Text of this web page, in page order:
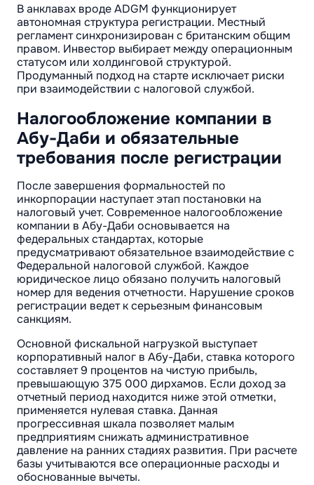
В анклавах вроде ADGM функционирует
автономная структура регистрации. Местный
регламент синхронизирован с британским общим
правом. Инвестор выбирает между операционным
статусом или холдинговой структурой.
Продуманный подход на старте исключает риски
при взаимодействии с налоговой службой.
Налогообложение компании в
Абу-Даби и обязательные
требования после регистрации
После завершения формальностей по
инкорпорации наступает этап постановки на
налоговый учет. Современное налогообложение
компании в Абу-Даби основывается на
федеральных стандартах, которые
предусматривают обязательное взаимодействие с
Федеральной налоговой службой. Каждое
юридическое лицо обязано получить налоговый
номер для ведения отчетности. Нарушение сроков
регистрации ведет к серьезным финансовым
санкциям.
Основной фискальной нагрузкой выступает
корпоративный налог в Абу-Даби, ставка которого
составляет 9 процентов на чистую прибыль,
превышающую 375 000 дирхамов. Если доход за
отчетный период находится ниже этой отметки,
применяется нулевая ставка. Данная
прогрессивная шкала позволяет малым
предприятиям снижать административное
давление на ранних стадиях развития. При расчете
базы учитываются все операционные расходы и
обоснованные вычеты.